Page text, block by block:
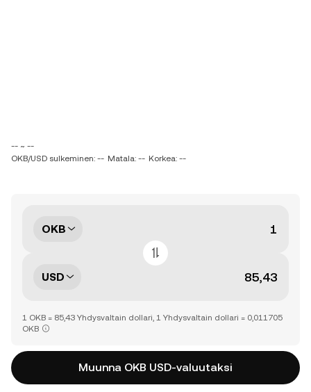
-- ~ --
OKB/USD sulkeminen: -- Matala: -- Korkea: --
OKB
USD
1 OKB = 85,43 Yhdysvaltain dollari, 1 Yhdysvaltain dollari = 0,011705
OKB
Muunna OKB USD-valuutaksi